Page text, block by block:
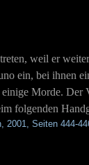
weil er
ein, bei
Morde.
folgenden
Seiten 444-